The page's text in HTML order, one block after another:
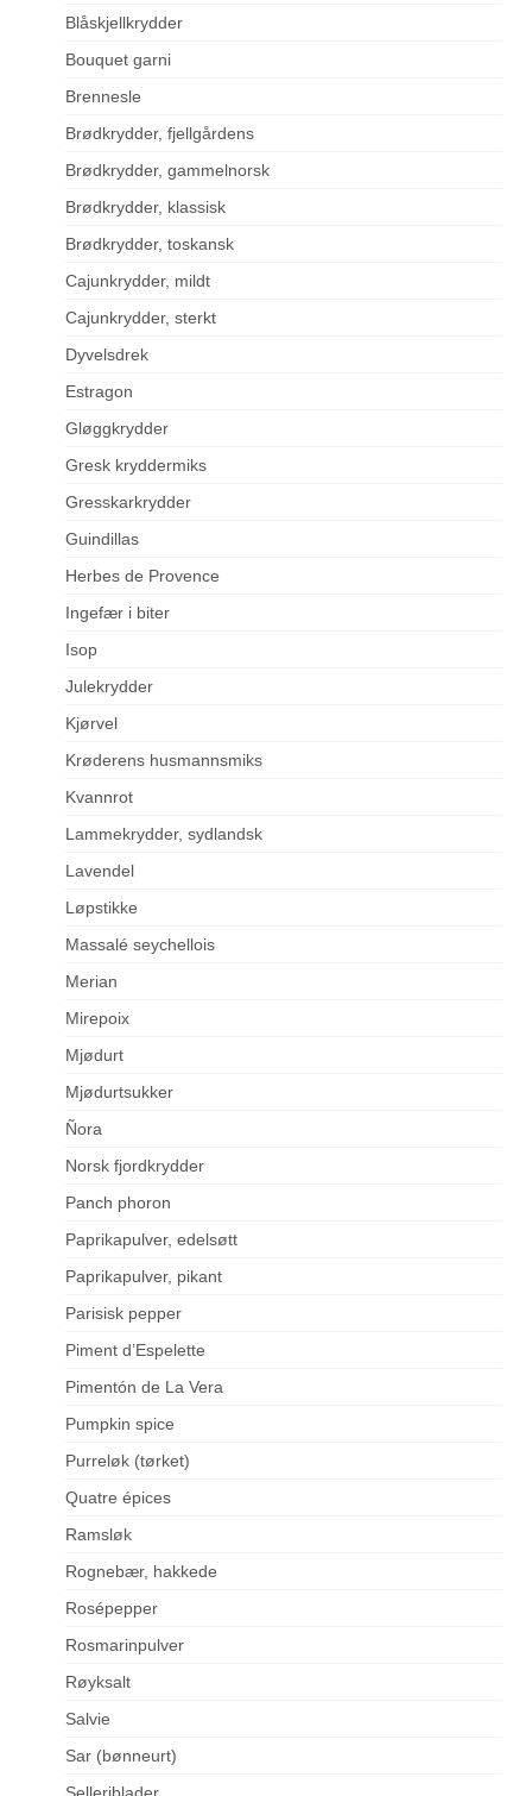
Blåskjellkrydder
Bouquet garni
Brennesle
Brødkrydder, fjellgårdens
Brødkrydder, gammelnorsk
Brødkrydder, klassisk
Brødkrydder, toskansk
Cajunkrydder, mildt
Cajunkrydder, sterkt
Dyvelsdrek
Estragon
Gløggkrydder
Gresk kryddermiks
Gresskarkrydder
Guindillas
Herbes de Provence
Ingefær i biter
Isop
Julekrydder
Kjørvel
Krøderens husmannsmiks
Kvannrot
Lammekrydder, sydlandsk
Lavendel
Løpstikke
Massalé seychellois
Merian
Mirepoix
Mjødurt
Mjødurtsukker
Ñora
Norsk fjordkrydder
Panch phoron
Paprikapulver, edelsøtt
Paprikapulver, pikant
Parisisk pepper
Piment d’Espelette
Pimentón de La Vera
Pumpkin spice
Purreløk (tørket)
Quatre épices
Ramsløk
Rognebær, hakkede
Rosépepper
Rosmarinpulver
Røyksalt
Salvie
Sar (bønneurt)
Selleriblader